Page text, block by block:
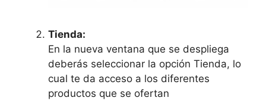
Tienda:
En la nueva ventana que se despliega
deberás seleccionar la opción Tienda, lo
cual te da acceso a los diferentes
productos que se ofertan